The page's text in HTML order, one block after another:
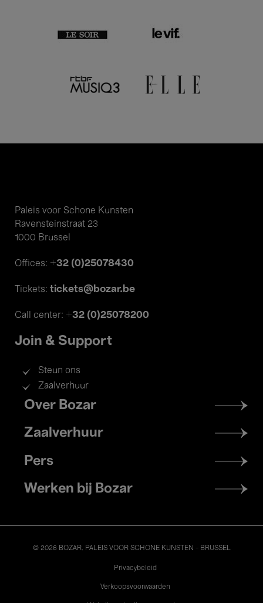
Paleis voor Schone Kunsten
Ravensteinstraat 23
1000 Brussel
Offices: +32 (0)25078430
Tickets: tickets@bozar.be
Call center: +32 (0)25078200
Join & Support
Steun ons
Zaalverhuur
Footer
menu
Over Bozar
Zaalverhuur
Pers
Werken bij Bozar
© 2026 BOZAR. PALEIS VOOR SCHONE KUNSTEN - BRUSSEL
Privacybeleid
Verkoopsvoorwaarden